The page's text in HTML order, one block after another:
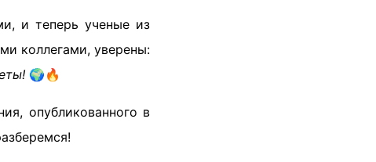
и теперь ученые из
коллегами, уверены:
🌍🔥
опубликованного в